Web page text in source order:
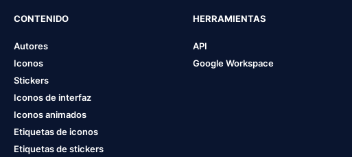
CONTENIDO
Autores
Iconos
Stickers
Iconos de interfaz
Iconos animados
Etiquetas de iconos
Etiquetas de stickers
HERRAMIENTAS
API
Google Workspace